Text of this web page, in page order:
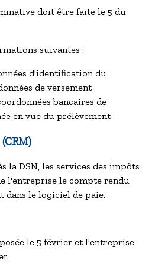
doit être faite le 5 du
suivantes :
d'identification du
de versement
bancaires de
en vue du prélèvement
la DSN, les services des impôts
l'entreprise le compte rendu
dans le logiciel de paie.
le 5 février et l'entreprise